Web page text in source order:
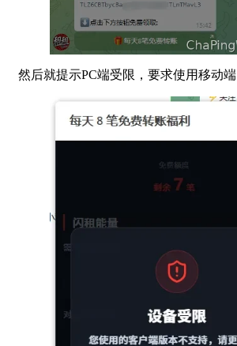
然后就提示PC端受限，要求使用移动端